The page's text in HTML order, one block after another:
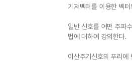
기저벡터를 이용한 벡
일반 신호를 어떤 주파
법에 대하여 강의한다.
이산주기신호의 푸리에